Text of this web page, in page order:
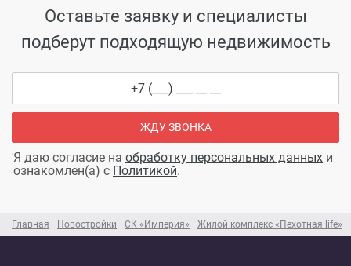
Главная Новостройки СК «Империя» Жилой комплекс «Пехотная life»
Оставьте заявку и специалисты
подберут подходящую недвижимость
ЖДУ ЗВОНКА
Я даю согласие на обработку персональных данных и
ознакомлен(а) с Политикой.